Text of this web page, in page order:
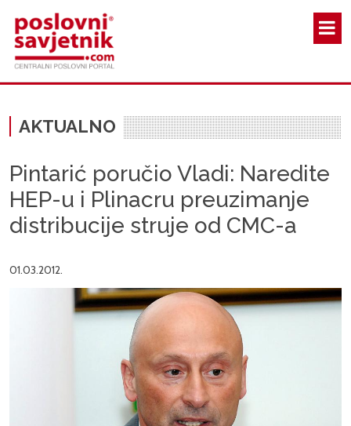
AKTUALNO
Pintarić poručio Vladi: Naredite
HEP-u i Plinacru preuzimanje
distribucije struje od CMC-a
01.03.2012.